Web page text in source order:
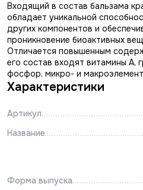
Входящий в состав бальзама
обладает уникальной
других компонентов и
проникновение биоактивных
Отличается повышенным
его состав входят витамины А,
фосфор, микро- и
Характеристики
Артикул
Название
Форма выпуска